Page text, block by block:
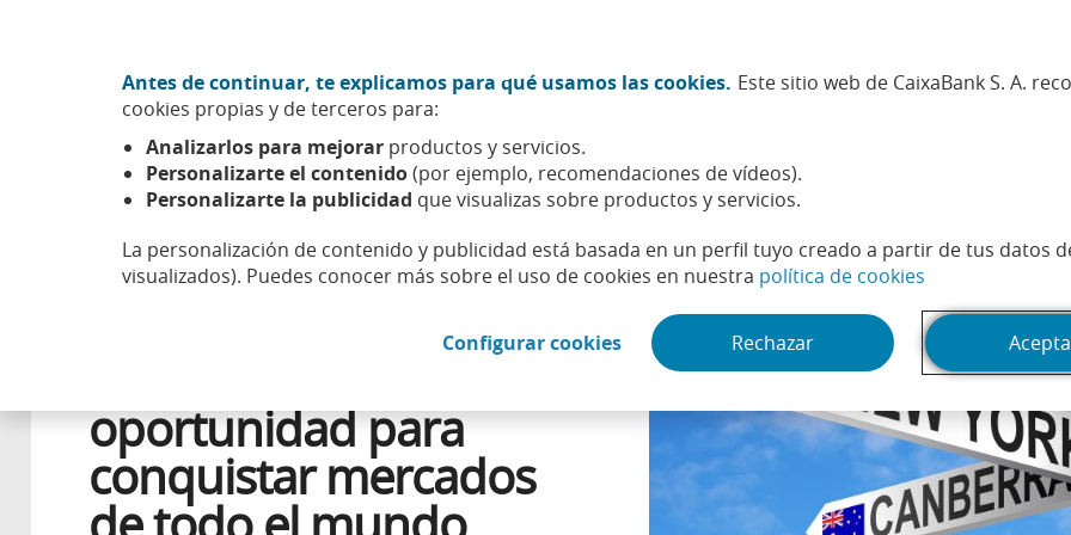
Antes de continuar, te explicamos para qué usamos las cookies. Este sitio web de CaixaBank S. A.
cookies propias y de terceros para:
Analizarlos para mejorar productos y servicios.
Personalizarte el contenido(por ejemplo, recomendaciones de vídeos).
Personalizarte la publicidad que visualizas sobre productos y servicios.
La personalización de contenido y publicidad está basada en un perfil tuyo creado a partir de tus datos
visualizados). Puedes conocer más sobre el uso de cookies en nuestra política de cookies
Configurar cookies(Abrir en ventana nueva)
Rechazar
Sobre nosotros
Esfera Entorno económico Negocios Puerta al exterior: una oportunidad para conquistar mercados de todo el mundo
9 FEBRERO 2026
oportunidad para
conquistar mercados